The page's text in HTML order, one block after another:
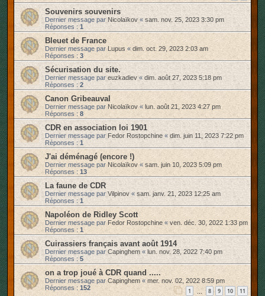
Souvenirs souvenirs
Dernier message parNicolaïkov« sam. nov. 25, 2023 3:30 pm
Réponses : 1
Bleuet de France
Dernier message par Lupus« dim. oct. 29, 2023 2:03 am
Réponses : 3
Sécurisation du site.
Dernier message pareuzkadiev« dim. août 27, 2023 5:18 pm
Réponses : 2
Canon Gribeauval
Dernier message par Nicolaïkov « lun. août 21, 2023 4:27 pm
Réponses : 8
CDR en association loi 1901
Dernier message parFedor Rostopchine « dim. juin 11, 2023 7:22 pm
Réponses : 1
J'ai déménagé (encore !)
Dernier message par Nicolaïkov « sam. juin 10, 2023 5:09 pm
Réponses : 13
La faune de CDR
Dernier message parVilpinov « sam. janv. 21, 2023 12:25 am
Réponses : 1
Napoléon de Ridley Scott
Dernier message par Fedor Rostopchine « ven. déc. 30, 2022 1:33 pm
Réponses : 1
Cuirassiers français avant août 1914
Dernier message parCapinghem « lun. nov. 28, 2022 7:40 pm
Réponses : 5
on a trop joué à CDR quand .....
Dernier message par Capinghem «mer. nov. 02, 2022 8:59 pm
Réponses : 152 1 8 9 10 11